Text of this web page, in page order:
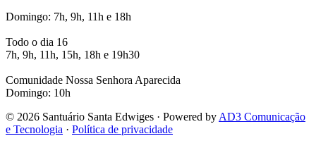
Domingo: 7h, 9h, 11h e 18h
Todo o dia 16
7h, 9h, 11h, 15h, 18h e 19h30
Comunidade Nossa Senhora Aparecida
Domingo: 10h
© 2026 Santuário Santa Edwiges · Powered by AD3 Comunicação
e Tecnologia · Política de privacidade